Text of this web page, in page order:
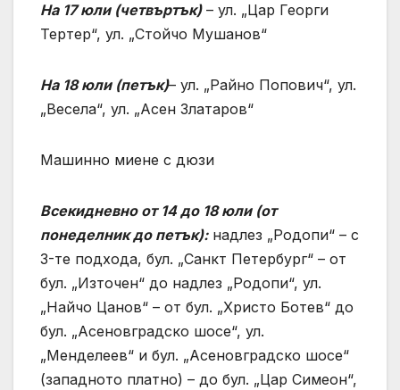
На 17 юли (четвъртък)– ул. „Цар Георги
Тертер“, ул. „Стойчо Мушанов“
На 18 юли (петък)– ул. „Райно Попович“, ул.
„Весела“, ул. „Асен Златаров“
Машинно миене с дюзи
Всекидневно от 14 до 18 юли (от
понеделник до петък):надлез „Родопи“ – с
3-те подхода, бул. „Санкт Петербург“ – от
бул. „Източен“ до надлез „Родопи“, ул.
„Найчо Цанов“ – от бул. „Христо Ботев“ до
бул. „Асеновградско шосе“, ул.
„Менделеев“ и бул. „Асеновградско шосе“
(западното платно) – до бул. „Цар Симеон“,